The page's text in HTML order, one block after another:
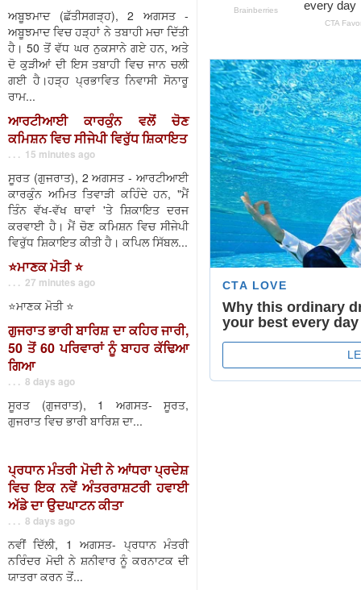
ਅਬੂਝਮਾਦ (ਛੱਤੀਸਗੜ੍ਹ), 2 ਅਗਸਤ -
ਅਬੂਝਮਾਦ ਵਿਚ ਹੜ੍ਹਾਂ ਨੇ ਤਬਾਹੀ ਮਚਾ ਦਿੱਤੀ
ਹੈ। 50 ਤੋਂ ਵੱਧ ਘਰ ਨੁਕਸਾਨੇ ਗਏ ਹਨ, ਅਤੇ
ਦੋ ਕੁੜੀਆਂ ਦੀ ਇਸ ਤਬਾਹੀ ਵਿਚ ਜਾਨ ਚਲੀ
ਗਈ ਹੈ।ਹੜ੍ਹ ਪ੍ਰਭਾਵਿਤ ਨਿਵਾਸੀ ਸੋਨਾਰੂ
ਰਾਮ...
ਆਰਟੀਆਈ ਕਾਰਕੁੰਨ ਵਲੋਂ ਚੋਣ
ਕਮਿਸ਼ਨ ਵਿਚ ਸੀਜੇਪੀ ਵਿਰੁੱਧ ਸ਼ਿਕਾਇਤ
. . . 15 minutes ago
ਸੂਰਤ (ਗੁਜਰਾਤ), 2 ਅਗਸਤ - ਆਰਟੀਆਈ
ਕਾਰਕੁੰਨ ਅਮਿਤ ਤਿਵਾੜੀ ਕਹਿੰਦੇ ਹਨ, "ਮੈਂ
ਤਿੰਨ ਵੱਖ-ਵੱਖ ਥਾਵਾਂ 'ਤੇ ਸ਼ਿਕਾਇਤ ਦਰਜ
ਕਰਵਾਈ ਹੈ। ਮੈਂ ਚੋਣ ਕਮਿਸ਼ਨ ਵਿਚ ਸੀਜੇਪੀ
ਵਿਰੁੱਧ ਸ਼ਿਕਾਇਤ ਕੀਤੀ ਹੈ। ਕਪਿਲ ਸਿੱਬਲ...
⭐️ਮਾਣਕ ਮੋਤੀ ⭐️
. . . 27 minutes ago
⭐️ਮਾਣਕ ਮੋਤੀ ⭐️
ਗੁਜਰਾਤ ਭਾਰੀ ਬਾਰਿਸ਼ ਦਾ ਕਹਿਰ ਜਾਰੀ,
50 ਤੋਂ 60 ਪਰਿਵਾਰਾਂ ਨੂੰ ਬਾਹਰ ਕੱਢਿਆ
ਗਿਆ
. . . 8 days ago
ਸੂਰਤ (ਗੁਜਰਾਤ), 1 ਅਗਸਤ- ਸੂਰਤ,
ਗੁਜਰਾਤ ਵਿਚ ਭਾਰੀ ਬਾਰਿਸ਼ ਦਾ...
ਪ੍ਰਧਾਨ ਮੰਤਰੀ ਮੋਦੀ ਨੇ ਆਂਧਰਾ ਪ੍ਰਦੇਸ਼
ਵਿਚ ਇਕ ਨਵੇਂ ਅੰਤਰਰਾਸ਼ਟਰੀ ਹਵਾਈ
ਅੱਡੇ ਦਾ ਉਦਘਾਟਨ ਕੀਤਾ
. . . 8 days ago
ਨਵੀਂ ਦਿੱਲੀ, 1 ਅਗਸਤ- ਪ੍ਰਧਾਨ ਮੰਤਰੀ
ਨਰਿੰਦਰ ਮੋਦੀ ਨੇ ਸ਼ਨੀਵਾਰ ਨੂੰ ਕਰਨਾਟਕ ਦੀ
ਯਾਤਰਾ ਕਰਨ ਤੋਂ...